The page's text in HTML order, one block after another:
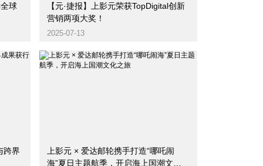
球
【元·捷报】上影元荣获TopDigital创新
营销两项大奖！
2025-07-13
跨界
上影元 × 爱达邮轮携手打造“哪吒闹
海”夏日主题航季，开启海上国潮文化